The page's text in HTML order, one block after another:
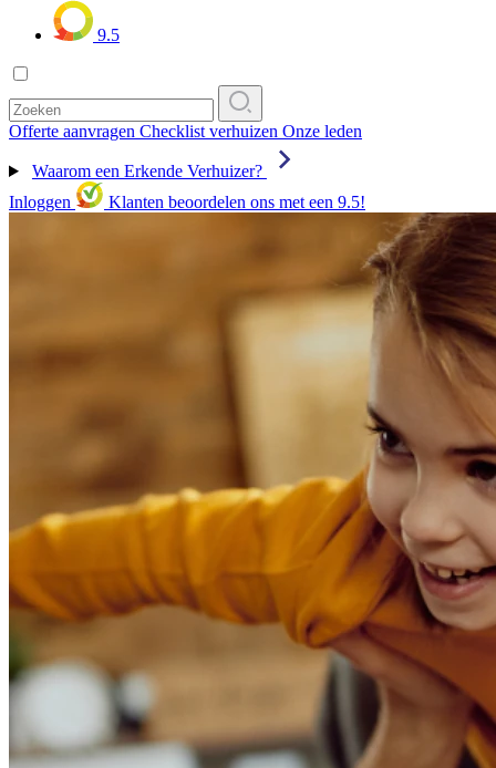
9.5
Offerte aanvragen Checklist verhuizen Onze leden
Waarom een Erkende Verhuizer?
Inloggen
Klanten beoordelen ons met een 9.5!